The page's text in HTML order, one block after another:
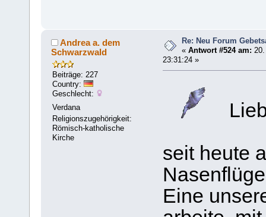
Andrea a. dem
Schwarzwald
Beiträge: 227
Country:
Geschlecht:
Verdana
Religionszugehörigkeit:
Römisch-katholische
Kirche
Re: Neu Forum
«Antwort #524 am:
23:31:24 »
seit heute
Eine